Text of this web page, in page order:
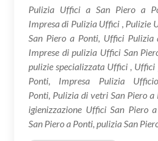
Pulizia Uffici a San Piero a
Impresa di Pulizia Uffici , Pulizie
San Piero a Ponti, Uffici Pulizia
Imprese di pulizia Uffici San
pulizie specializzata Uffici , Uffici
Ponti, Impresa Pulizia
Ponti, Pulizia di vetri San Piero a
igienizzazione Uffici San Piero
San Piero a Ponti, pulizia San